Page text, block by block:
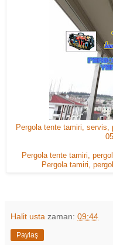
Pergola tente tamiri, servis,
Pergola tente tamiri,
Pergola tamiri,
Halit usta zaman: 09:44
Paylaş